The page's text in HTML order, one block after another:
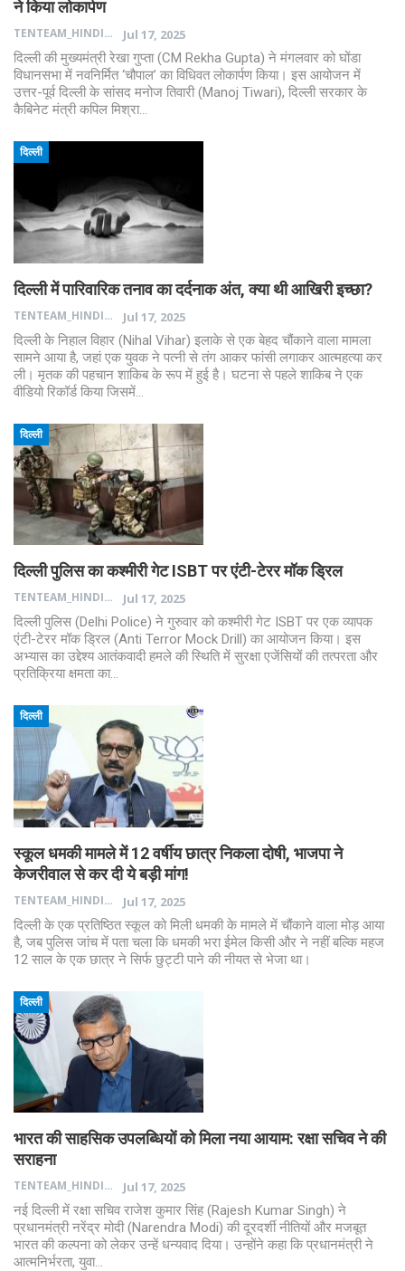
ने किया लोकार्पण
TENTEAM_HINDI
Jul 17, 2025
दिल्ली की मुख्यमंत्री रेखा गुप्ता (CM Rekha Gupta) ने मंगलवार को घोंडा
विधानसभा में नवनिर्मित ‘चौपाल’ का विधिवत लोकार्पण किया। इस आयोजन में
उत्तर-पूर्व दिल्ली के सांसद मनोज तिवारी (Manoj Tiwari), दिल्ली सरकार के
कैबिनेट मंत्री कपिल मिश्रा…
दिल्ली
दिल्ली में पारिवारिक तनाव का दर्दनाक अंत, क्या थी आखिरी इच्छा?
TENTEAM_HINDI
Jul 17, 2025
दिल्ली के निहाल विहार (Nihal Vihar) इलाके से एक बेहद चौंकाने वाला मामला
सामने आया है, जहां एक युवक ने पत्नी से तंग आकर फांसी लगाकर आत्महत्या कर
ली। मृतक की पहचान शाकिब के रूप में हुई है। घटना से पहले शाकिब ने एक
वीडियो रिकॉर्ड किया जिसमें…
दिल्ली
दिल्ली पुलिस का कश्मीरी गेट ISBT पर एंटी-टेरर मॉक ड्रिल
TENTEAM_HINDI
Jul 17, 2025
दिल्ली पुलिस (Delhi Police) ने गुरुवार को कश्मीरी गेट ISBT पर एक व्यापक
एंटी-टेरर मॉक ड्रिल (Anti Terror Mock Drill) का आयोजन किया। इस
अभ्यास का उद्देश्य आतंकवादी हमले की स्थिति में सुरक्षा एजेंसियों की तत्परता और
प्रतिक्रिया क्षमता का…
दिल्ली
स्कूल धमकी मामले में 12 वर्षीय छात्र निकला दोषी, भाजपा ने
केजरीवाल से कर दी ये बड़ी मांग!
TENTEAM_HINDI
Jul 17, 2025
दिल्ली के एक प्रतिष्ठित स्कूल को मिली धमकी के मामले में चौंकाने वाला मोड़ आया
है, जब पुलिस जांच में पता चला कि धमकी भरा ईमेल किसी और ने नहीं बल्कि महज
12 साल के एक छात्र ने सिर्फ छुट्टी पाने की नीयत से भेजा था।
दिल्ली
भारत की साहसिक उपलब्धियों को मिला नया आयाम: रक्षा सचिव ने की
सराहना
TENTEAM_HINDI
Jul 17, 2025
नई दिल्ली में रक्षा सचिव राजेश कुमार सिंह (Rajesh Kumar Singh) ने
प्रधानमंत्री नरेंद्र मोदी (Narendra Modi) की दूरदर्शी नीतियों और मजबूत
भारत की कल्पना को लेकर उन्हें धन्यवाद दिया। उन्होंने कहा कि प्रधानमंत्री ने
आत्मनिर्भरता, युवा…